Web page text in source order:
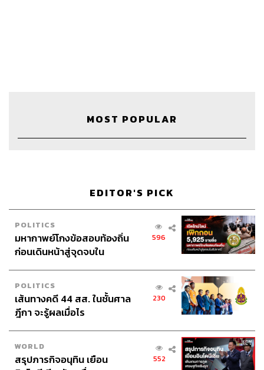
ปวริศา ตั้งตุลานนท์
Show Producerอธิษฐาน กาญจนะพงศ์, พันธวัฒน์ เศรษฐ
เดชาณัฏฐ์ ธีรดุริยสฤษฏ์
Sound Designer & Engineerกฤตพล จียะเกียรติ
Recording Engineer
Art Directorฉัตรชัย เฉยชิต
Channel Managerเชษฐพงศ์ ชูประดิษฐ์
Webmaster พงศกร เพ่งพิศ
Social Media Adminsสุทธกิตติ์​ สุทธาวรรณกุล, ธิติกร ลิ้ม
ทองมณี, วนัชพร ดวงนิล, วิมลณัฐ พรศิริอนันต์
Archive Officerชริน ธนอุดมกรณ์, อาทิตยา อิสสรานุสรณ์
MOST POPULAR
EDITOR'S PICK
POLITICS
มหากาพย์โกงข้อสอบท้องถิ่น
ก่อนเดินหน้าสู่จุดจบใน
596
POLITICS
เส้นทางคดี 44 สส. ในชั้นศาล
ฎีกา จะรู้ผลเมื่อไร
230
WORLD
สรุปภารกิจอนุทิน เยือน
552